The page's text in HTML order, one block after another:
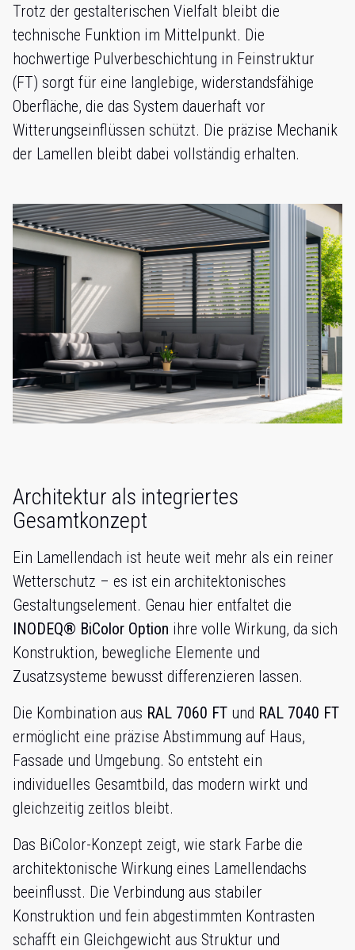
Trotz der gestalterischen Vielfalt bleibt die
technische Funktion im Mittelpunkt. Die
hochwertige Pulverbeschichtung in Feinstruktur
(FT) sorgt für eine langlebige, widerstandsfähige
Oberfläche, die das System dauerhaft vor
Witterungseinflüssen schützt. Die präzise Mechanik
der Lamellen bleibt dabei vollständig erhalten.
Architektur als integriertes
Gesamtkonzept
Ein Lamellendach ist heute weit mehr als ein reiner
Wetterschutz – es ist ein architektonisches
Gestaltungselement. Genau hier entfaltet die
INODEQ® BiColor Option ihre volle Wirkung, da sich
Konstruktion, bewegliche Elemente und
Zusatzsysteme bewusst differenzieren lassen.
Die Kombination aus RAL 7060 FT und RAL 7040 FT
ermöglicht eine präzise Abstimmung auf Haus,
Fassade und Umgebung. So entsteht ein
individuelles Gesamtbild, das modern wirkt und
gleichzeitig zeitlos bleibt.
Das BiColor-Konzept zeigt, wie stark Farbe die
architektonische Wirkung eines Lamellendachs
beeinflusst. Die Verbindung aus stabiler
Konstruktion und fein abgestimmten Kontrasten
schafft ein Gleichgewicht aus Struktur und